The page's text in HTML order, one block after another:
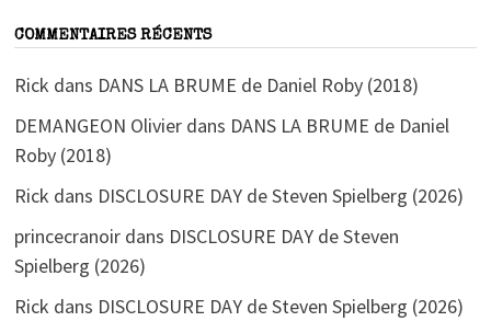
COMMENTAIRES RÉCENTS
Rick dans DANS LA BRUME de Daniel Roby (2018)
DEMANGEON Olivierdans DANS LA BRUME de Daniel
Roby (2018)
Rick dans DISCLOSURE DAY de Steven Spielberg (2026)
princecranoirdans DISCLOSURE DAY de Steven
Spielberg (2026)
Rick dans DISCLOSURE DAY de Steven Spielberg (2026)